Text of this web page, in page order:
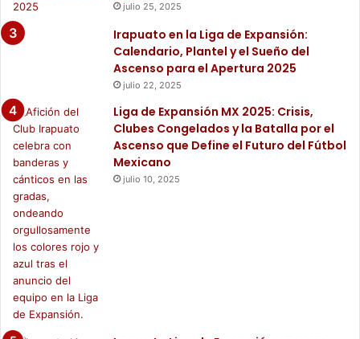
julio 25, 2025
Irapuato en la Liga de Expansión:
Calendario, Plantel y el Sueño del
Ascenso para el Apertura 2025
julio 22, 2025
Liga de Expansión MX 2025: Crisis,
Clubes Congelados y la Batalla por el
Ascenso que Define el Futuro del Fútbol
Mexicano
julio 10, 2025